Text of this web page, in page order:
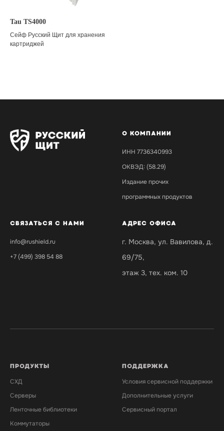
Tau TS4000
Сейф Русский Щит для хранения
картриджей
О КОМПАНИИ
ИНН 7736340993
ОКВЭД: (58.29)
Издание прочих
программных продуктов
СВЯЗАТЬСЯ С НАМИ
info@rushield.ru
+7 (499) 398 54 88
АДРЕС ОФИСА
г. Москва, ул. Вавилова, д.
69/75,
этаж 3, тех. ком. 10
ПРОДУКТЫ
СХД
Серверы
Ленточные библиотеки
Коммутаторы
ПОДДЕРЖКА
Условия сервисной поддержки
Дополнительные услуги
Сервисный портал